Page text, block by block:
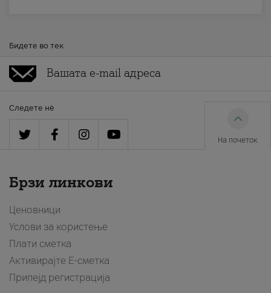
Бидете во тек
Следете нè
На почеток
Брзи линкови
Ценовници
Услови за користење
Плати сметка
Активирајте Е-сметка
Припејд регистрација